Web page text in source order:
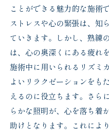
ことができる魅力的な施術
ストレスや心の緊張は、知
ていきます。しかし、熟練
は、心の奥深くにある疲れ
施術中に用いられるリズミ
よいリラクゼーションをも
えるのに役立ちます。さら
らかな照明が、心を落ち着
助けとなります。これによ